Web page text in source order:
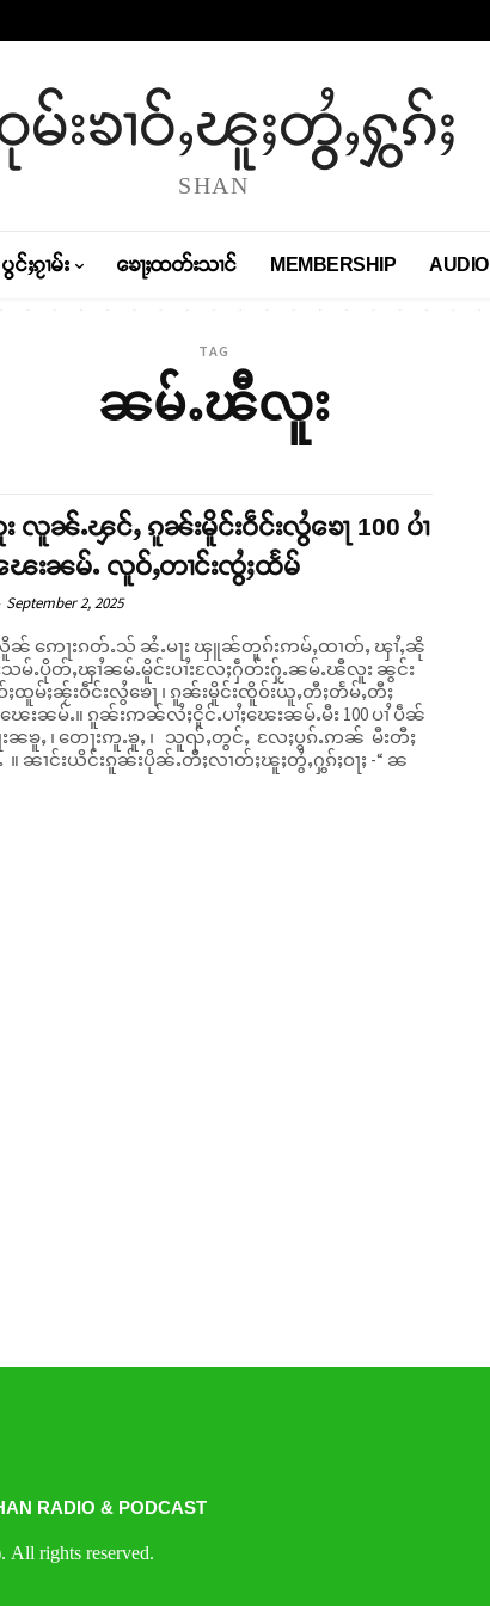
းၶၢဝ်ႇၽူႈတွႆႇႁွၵ်ႈ
SHAN
ပွင်ႈၵႂၢမ်း ၶေႃႈထတ်းသၢင် MEMBERSHIP AUDIO
TAG
ၼမ်ႉၽီလူး
ၼ်ႉၾင်ႇ ၵူၼ်းမိူင်းဝဵင်းလွႆၶေႃ 100 ပၢႆ
ႈၽေးၼမ်ႉ လူဝ်ႇတၢင်းၸွႆႈထႅမ်
September 2, 2025
ၼ် ဢေႃးၵတ်ႉသ် ၼႆႉမႃး ၾူၼ်တူၵ်းဢမ်ႇထၢတ်ႇ ၾၢႆႇၼို
သမ်ႉပိုတ်ႇၾၢႆၼမ်ႉမိူင်းပၢႆးလႄႈႁဵတ်းႁႂ်ႉၼမ်ႉၽီလူး ၼွင်း
ထူမ်ႈၼႂ်းဝဵင်းလွႆၶေႃ ၊ ၵူၼ်းမိူင်းၸိူဝ်းယူႇတီႈတႅမ်ႇတီႈ
ၢႆႈၽေးၼမ်ႉမီး 100 ပၢႆ ပဵၼ်
ၼၶူႇ ၊ တေႃးဢူႉၶူႇ ၊ သူၺ်ႇတွင်ႇ လႄႈပွၵ်ႉဢၼ် မီးတီႈ
ႈ -“ ၼ
RADIO & PODCAST
rights reserved.